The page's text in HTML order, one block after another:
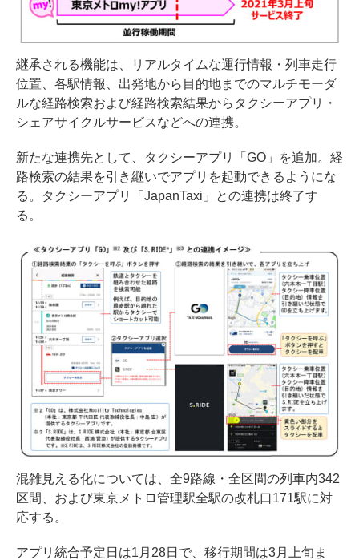
継承される機能は、リアルタイムな運行情報・列車走行
位置、各駅情報、出発地から目的地までのマルチモーダ
ルな経路検索および経路検索結果からタクシーアプリ・
シェアサイクルサービスなどへの連携。
新たな連携先として、タクシーアプリ「GO」を追加。経
路検索の結果を引き継いでアプリを起動できるようにな
る。タクシーアプリ「JapanTaxi」との連携は終了す
る。
混雑見える化については、全9路線・全区間の列車内342
区間、および東京メトロ管理駅全駅の改札口171駅に対
応する。
アプリ統合予定日は1月28日で、移行期間は3月上旬ま